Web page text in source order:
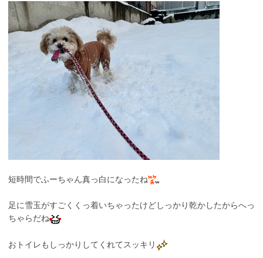
短時間でふーちゃん真っ白になったね
足に雪玉がすごくくっ着いちゃったけどしっかり乾かしたからへっ
ちゃらだね
おトイレもしっかりしてくれてスッキリ